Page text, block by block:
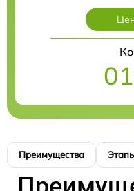
Преимущества